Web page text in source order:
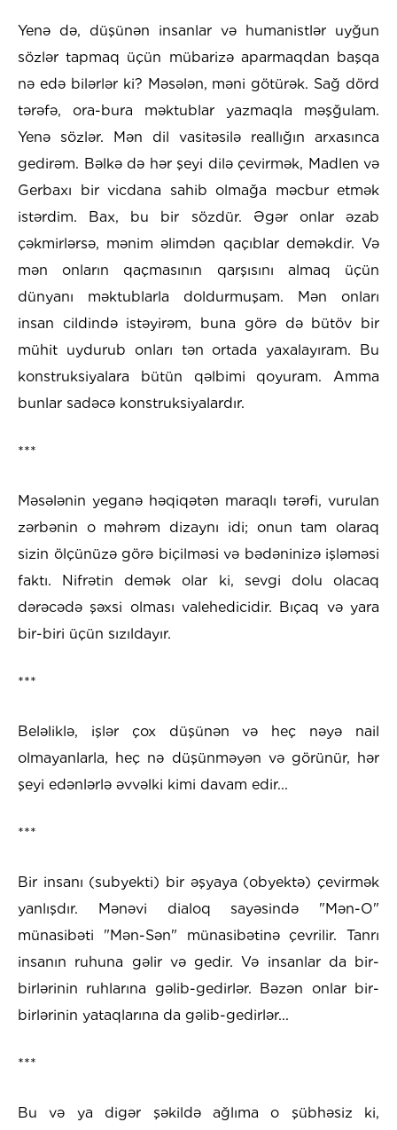
Yenə də, düşünən insanlar və humanistlər uyğun
sözlər tapmaq üçün mübarizə aparmaqdan başqa
nə edə bilərlər ki? Məsələn, məni götürək. Sağ dörd
tərəfə, ora-bura məktublar yazmaqla məşğulam.
Yenə sözlər. Mən dil vasitəsilə reallığın arxasınca
gedirəm. Bəlkə də hər şeyi dilə çevirmək, Madlen və
Gerbaxı bir vicdana sahib olmağa məcbur etmək
istərdim. Bax, bu bir sözdür. Əgər onlar əzab
çəkmirlərsə, mənim əlimdən qaçıblar deməkdir. Və
mən onların qaçmasının qarşısını almaq üçün
dünyanı məktublarla doldurmuşam. Mən onları
insan cildində istəyirəm, buna görə də bütöv bir
mühit uydurub onları tən ortada yaxalayıram. Bu
konstruksiyalara bütün qəlbimi qoyuram. Amma
bunlar sadəcə konstruksiyalardır.
***
Məsələnin yeganə həqiqətən maraqlı tərəfi, vurulan
zərbənin o məhrəm dizaynı idi; onun tam olaraq
sizin ölçünüzə görə biçilməsi və bədəninizə işləməsi
faktı. Nifrətin demək olar ki, sevgi dolu olacaq
dərəcədə şəxsi olması valehedicidir. Bıçaq və yara
bir-biri üçün sızıldayır.
***
Beləliklə, işlər çox düşünən və heç nəyə nail
olmayanlarla, heç nə düşünməyən və görünür, hər
şeyi edənlərlə əvvəlki kimi davam edir...
***
Bir insanı (subyekti) bir əşyaya (obyektə) çevirmək
yanlışdır. Mənəvi dialoq sayəsində "Mən-O"
münasibəti "Mən-Sən" münasibətinə çevrilir. Tanrı
insanın ruhuna gəlir və gedir. Və insanlar da bir-
birlərinin ruhlarına gəlib-gedirlər. Bəzən onlar bir-
birlərinin yataqlarına da gəlib-gedirlər...
***
Bu və ya digər şəkildə ağlıma o şübhəsiz ki,